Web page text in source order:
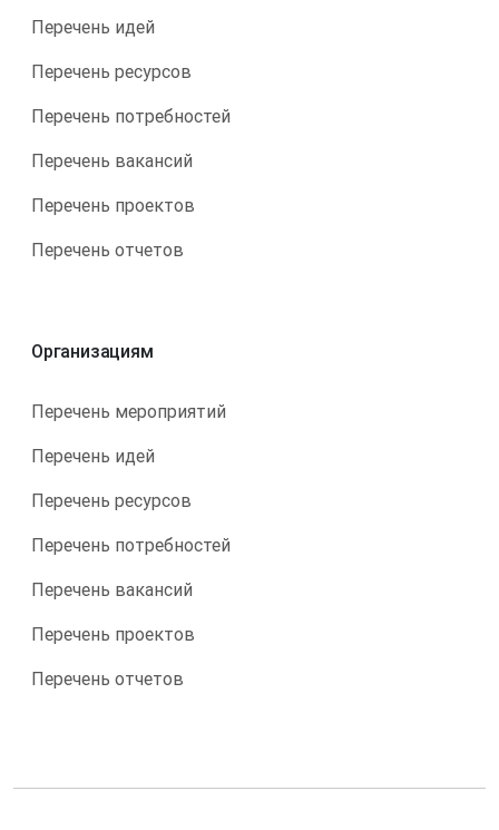
Перечень идей
Перечень ресурсов
Перечень потребностей
Перечень вакансий
Перечень проектов
Перечень отчетов
Организациям
Перечень мероприятий
Перечень идей
Перечень ресурсов
Перечень потребностей
Перечень вакансий
Перечень проектов
Перечень отчетов